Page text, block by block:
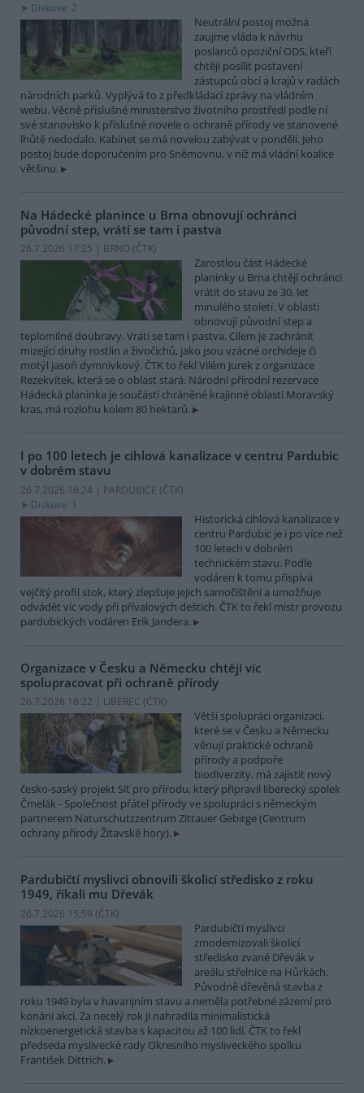
Diskuse: 2
Neutrální postoj možná
zaujme vláda k návrhu
poslanců opoziční ODS, kteří
chtějí posílit postavení
zástupců obcí a krajů v radách
národních parků. Vyplývá to z předkládací zprávy na vládním
webu. Věcně příslušné ministerstvo životního prostředí podle ní
své stanovisko k příslušné novele o ochraně přírody ve stanovené
lhůtě nedodalo. Kabinet se má novelou zabývat v pondělí. Jeho
postoj bude doporučením pro Sněmovnu, v níž má vládní koalice
většinu.
Na Hádecké planince u Brna obnovují ochránci
původní step, vrátí se tam i pastva
26.7.2026 17:25 | BRNO (ČTK)
Zarostlou část Hádecké
planinky u Brna chtějí ochránci
vrátit do stavu ze 30. let
minulého století. V oblasti
obnovují původní step a
teplomilné doubravy. Vrátí se tam i pastva. Cílem je zachránit
mizející druhy rostlin a živočichů, jako jsou vzácné orchideje či
motýl jasoň dymnivkový. ČTK to řekl Vilém Jurek z organizace
Rezekvítek, která se o oblast stará. Národní přírodní rezervace
Hádecká planinka je součástí chráněné krajinné oblasti Moravský
kras, má rozlohu kolem 80 hektarů.
I po 100 letech je cihlová kanalizace v centru Pardubic
v dobrém stavu
26.7.2026 16:24 | PARDUBICE (ČTK)
Diskuse: 1
Historická cihlová kanalizace v
centru Pardubic je i po více než
100 letech v dobrém
technickém stavu. Podle
vodáren k tomu přispívá
vejčitý profil stok, který zlepšuje jejich samočištění a umožňuje
odvádět víc vody při přívalových deštích. ČTK to řekl mistr provozu
pardubických vodáren Erik Jandera.
Organizace v Česku a Německu chtějí víc
spolupracovat při ochraně přírody
26.7.2026 16:22 | LIBEREC (ČTK)
Větší spolupráci organizací,
které se v Česku a Německu
věnují praktické ochraně
přírody a podpoře
biodiverzity, má zajistit nový
česko-saský projekt Síť pro přírodu, který připravil liberecký spolek
Čmelák - Společnost přátel přírody ve spolupráci s německým
partnerem Naturschutzzentrum Zittauer Gebirge (Centrum
ochrany přírody Žitavské hory).
Pardubičtí myslivci obnovili školicí středisko z roku
1949, říkali mu Dřevák
26.7.2026 15:59 (ČTK)
Pardubičtí myslivci
zmodernizovali školicí
středisko zvané Dřevák v
areálu střelnice na Hůrkách.
Původně dřevěná stavba z
roku 1949 byla v havarijním stavu a neměla potřebné zázemí pro
konání akcí. Za necelý rok ji nahradila minimalistická
nízkoenergetická stavba s kapacitou až 100 lidí. ČTK to řekl
předseda myslivecké rady Okresního mysliveckého spolku
František Dittrich.